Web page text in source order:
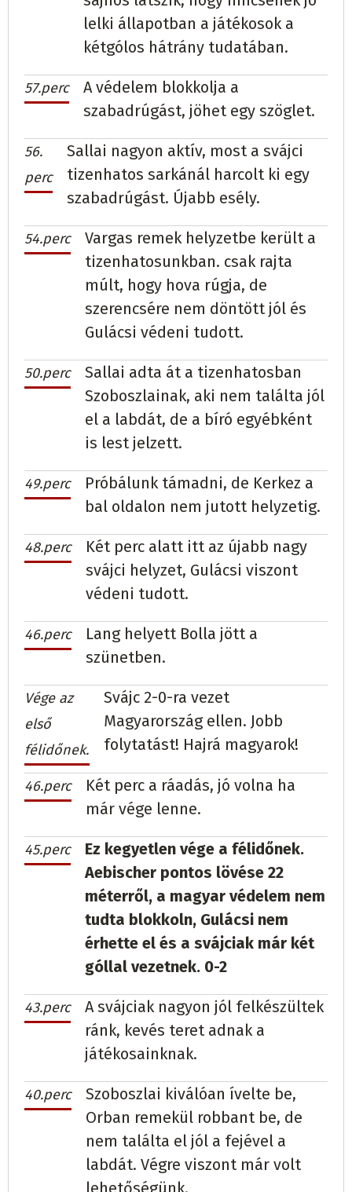
lelki állapotban a játékosok a
kétgólos hátrány tudatában.
57.perc
A védelem blokkolja a
szabadrúgást, jöhet egy szöglet.
56.
perc
Sallai nagyon aktív, most a svájci
tizenhatos sarkánál harcolt ki egy
szabadrúgást. Újabb esély.
54.perc
Vargas remek helyzetbe került a
tizenhatosunkban. csak rajta
múlt, hogy hova rúgja, de
szerencsére nem döntött jól és
Gulácsi védeni tudott.
50.perc
Sallai adta át a tizenhatosban
Szoboszlainak, aki nem találta jól
el a labdát, de a bíró egyébként
is lest jelzett.
49.perc
Próbálunk támadni, de Kerkez a
bal oldalon nem jutott helyzetig.
48.perc
Két perc alatt itt az újabb nagy
svájci helyzet, Gulácsi viszont
védeni tudott.
46.perc
Lang helyett Bolla jött a
szünetben.
Vége az
első
félidőnek.
Svájc 2-0-ra vezet
Magyarország ellen. Jobb
folytatást! Hajrá magyarok!
46.perc
Két perc a ráadás, jó volna ha
már vége lenne.
45.perc
Ez kegyetlen vége a félidőnek.
Aebischer pontos lövése 22
méterről, a magyar védelem nem
tudta blokkoln, Gulácsi nem
érhette el és a svájciak már két
góllal vezetnek. 0-2
43.perc
A svájciak nagyon jól felkészültek
ránk, kevés teret adnak a
játékosainknak.
40.perc
Szoboszlai kiválóan ívelte be,
Orban remekül robbant be, de
nem találta el jól a fejével a
labdát. Végre viszont már volt